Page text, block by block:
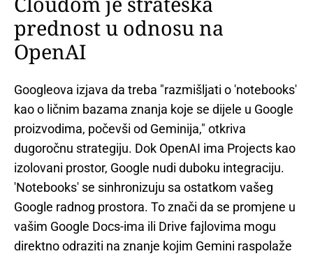
prednost u odnosu na
OpenAI
Googleova izjava da treba "razmišljati o 'notebooks'
kao o ličnim bazama znanja koje se dijele u Google
proizvodima, počevši od Geminija," otkriva
dugoročnu strategiju. Dok OpenAI ima Projects kao
izolovani prostor, Google nudi duboku integraciju.
'Notebooks' se sinhronizuju sa ostatkom vašeg
Google radnog prostora. To znači da se promjene u
vašim Google Docs-ima ili Drive fajlovima mogu
direktno odraziti na znanje kojim Gemini raspolaže